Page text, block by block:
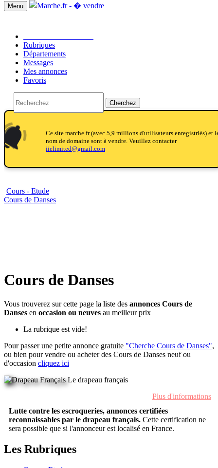
Menu
Rubriques
Départements
Messages
Mes annonces
Favoris
Cherchez
notifications_active
notifications
notifications
Ce site marche.fr (avec 5,9 millions d'utilisateurs enregistriés) et
nom de domaine sont à vendre. Veuillez contacter
iielimited@gmail.com
Cours - Etude
Cours de Danses
Cours de Danses
Vous trouverez sur cette page la liste des annonces Cours de
Danses en occasion ou neuves au meilleur prix
La rubrique est vide!
Pour passer une petite annonce gratuite "Cherche Cours de Danses",
ou bien pour vendre ou acheter des Cours de Danses neuf ou
d'occasion cliquez ici
Le drapeau français
Plus d'informations
Lutte contre les escroqueries, annonces certifiées
reconnaissables par le drapeau français. Cette certification ne
sera possible que si l'annonceur est localisé en France.
Les Rubriques